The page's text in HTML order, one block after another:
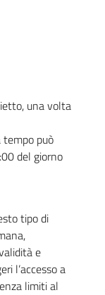
una volta
può
del giorno
tipo di
e
l’accesso a
limiti al